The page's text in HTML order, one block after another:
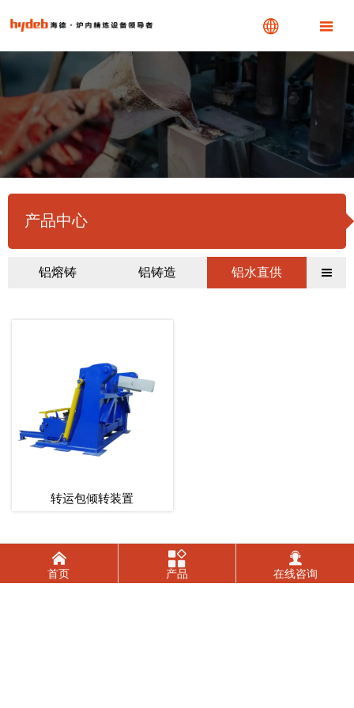
 
产品中心
铝熔铸 铝铸造 铝水直供 
转运包倾转装置

首页

产品

在线咨询